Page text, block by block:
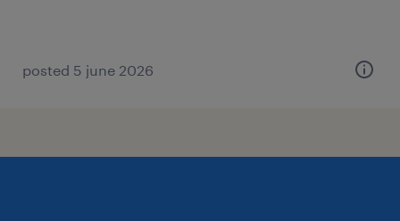
posted 5 june 2026